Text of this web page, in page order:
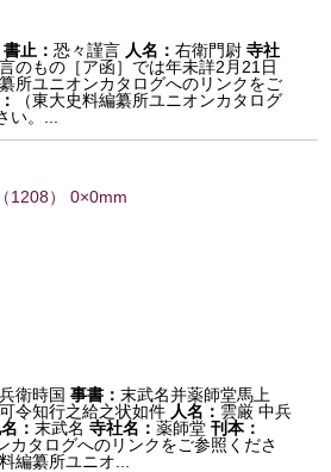
書止：恐々謹言 人名：右衛門尉 寺社
のもの［ア函］では年未詳2月21日
纂所ユニオンカタログへのリンクをご
（東大史料編纂所ユニオンカタログ
。...
（1208） 0×0mm
衛時国 事書：末武名并薬師堂馬上
可令知行之給之状如件 人名： 雲厳 中兵
：末武名 寺社名：薬師堂 刊本：
カタログへのリンクをご参照くださ
編纂所ユニオ...